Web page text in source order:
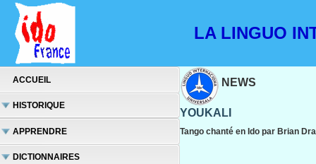
LA LINGUO
ACCUEIL
HISTORIQUE
APPRENDRE
DICTIONNAIRES
NEWS
YOUKALI
Tango chanté en Ido par Brian